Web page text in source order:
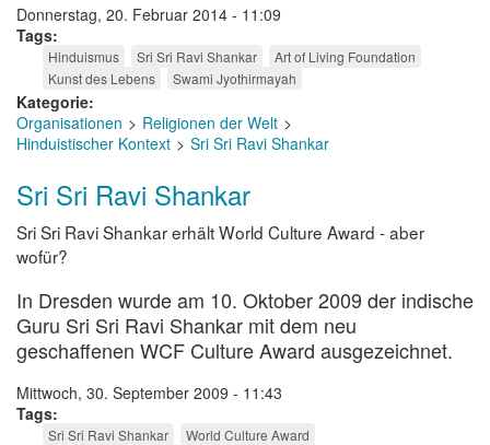
Donnerstag, 20. Februar 2014 - 11:09
Tags
Hinduismus Sri Sri Ravi Shankar
Art of Living Foundation
Kunst des Lebens
Swami Jyothirmayah
Kategorie
Organisationen
Religionen der Welt
Hinduistischer Kontext
Sri Sri Ravi Shankar
Sri Sri Ravi Shankar
Sri Sri Ravi Shankar erhält World Culture Award - aber
wofür?
In Dresden wurde am 10. Oktober 2009 der indische
Guru Sri Sri Ravi Shankar mit dem neu
geschaffenen WCF Culture Award ausgezeichnet.
Mittwoch, 30. September 2009 - 11:43
Tags
Sri Sri Ravi Shankar
World Culture Award